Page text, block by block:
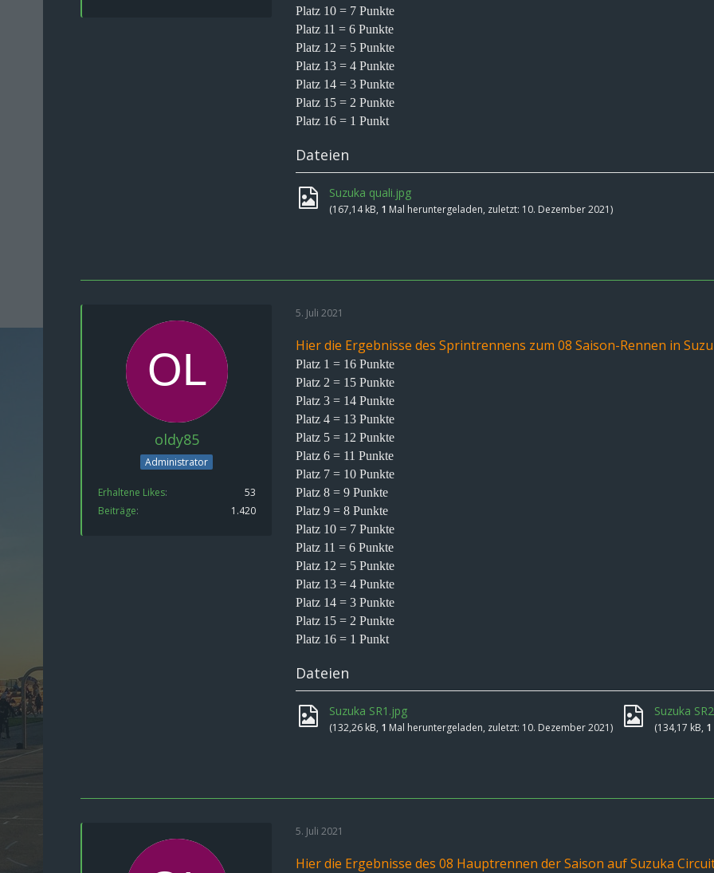
Platz 10 = 7 Punkte
Platz 11 = 6 Punkte
Platz 12 = 5 Punkte
Platz 13 = 4 Punkte
Platz 14 = 3 Punkte
Platz 15 = 2 Punkte
Platz 16 = 1 Punkt
Dateien
Suzuka quali.jpg
(167,14 kB, 1 Mal heruntergeladen, zuletzt: 10. Dezember 2021)
oldy85
Administrator
Erhaltene Likes
53
Beiträge
1.420
5. Juli 2021
Hier die Ergebnisse des Sprintrennens zum 08 Saison-Rennen in
Platz 1 = 16 Punkte
Platz 2 = 15 Punkte
Platz 3 = 14 Punkte
Platz 4 = 13 Punkte
Platz 5 = 12 Punkte
Platz 6 = 11 Punkte
Platz 7 = 10 Punkte
Platz 8 = 9 Punkte
Platz 9 = 8 Punkte
Platz 10 = 7 Punkte
Platz 11 = 6 Punkte
Platz 12 = 5 Punkte
Platz 13 = 4 Punkte
Platz 14 = 3 Punkte
Platz 15 = 2 Punkte
Platz 16 = 1 Punkt
Dateien
Suzuka SR1.jpg
(132,26 kB, 1 Mal heruntergeladen, zuletzt: 10. Dezember 2021)
Suzuka
(134,17 kB, 1
5. Juli 2021
Hier die Ergebnisse des 08 Hauptrennen der Saison auf Suzuka